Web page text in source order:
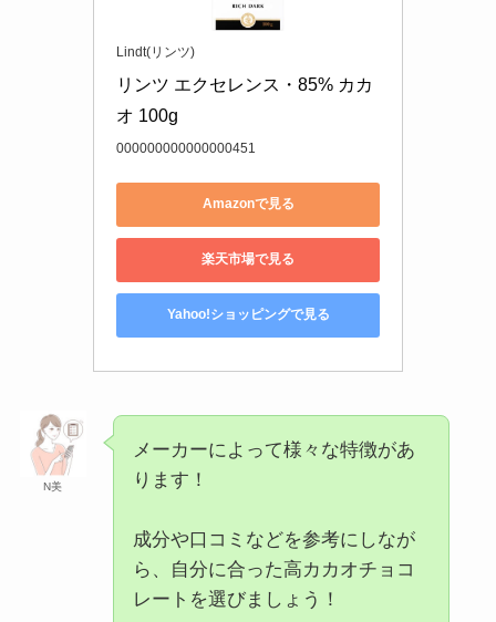
Lindt(リンツ)
リンツ エクセレンス・85% カカ
オ 100g
000000000000000451
Amazonで見る
楽天市場で見る
Yahoo!ショッピングで見る
N美
メーカーによって様々な特徴があ
ります！
成分や口コミなどを参考にしなが
ら、自分に合った高カカオチョコ
レートを選びましょう！